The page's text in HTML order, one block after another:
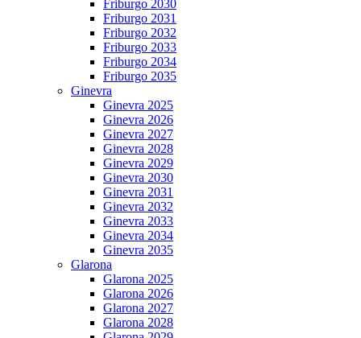
Friburgo 2030
Friburgo 2031
Friburgo 2032
Friburgo 2033
Friburgo 2034
Friburgo 2035
Ginevra
Ginevra 2025
Ginevra 2026
Ginevra 2027
Ginevra 2028
Ginevra 2029
Ginevra 2030
Ginevra 2031
Ginevra 2032
Ginevra 2033
Ginevra 2034
Ginevra 2035
Glarona
Glarona 2025
Glarona 2026
Glarona 2027
Glarona 2028